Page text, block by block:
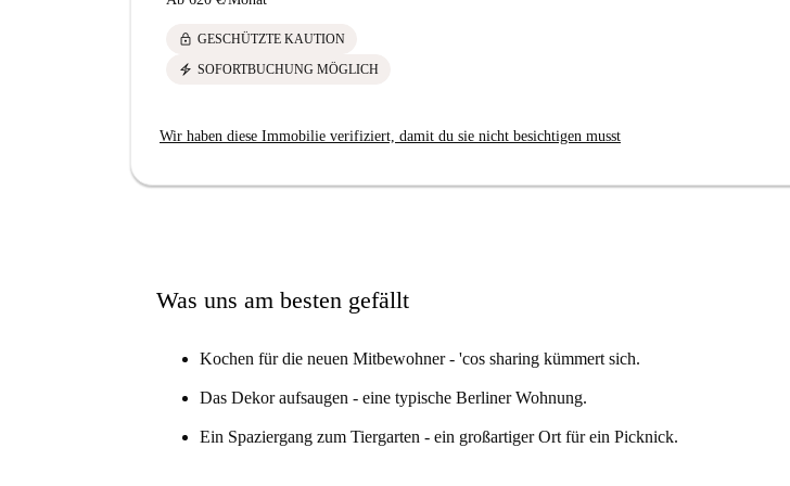
lock GESCHÜTZTE KAUTION
electric_bolt SOFORTBUCHUNG MÖGLICH
Wir haben diese Immobilie verifiziert, damit du sie nicht besichtigen musst
Was uns am besten gefällt
Kochen für die neuen Mitbewohner - 'cos sharing kümmert sich.
Das Dekor aufsaugen - eine typische Berliner Wohnung.
Ein Spaziergang zum Tiergarten - ein großartiger Ort für ein Picknick.